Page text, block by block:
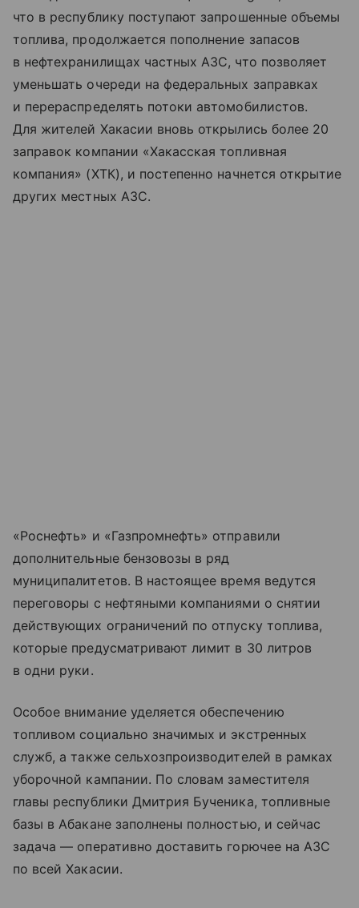
что в республику поступают запрошенные объемы
топлива, продолжается пополнение запасов
в нефтехранилищах частных АЗС, что позволяет
уменьшать очереди на федеральных заправках
и перераспределять потоки автомобилистов.
Для жителей Хакасии вновь открылись более 20
заправок компании «Хакасская топливная
компания» (ХТК), и постепенно начнется открытие
других местных АЗС.
«Роснефть» и «Газпромнефть» отправили
дополнительные бензовозы в ряд
муниципалитетов. В настоящее время ведутся
переговоры с нефтяными компаниями о снятии
действующих ограничений по отпуску топлива,
которые предусматривают лимит в 30 литров
в одни руки.
Особое внимание уделяется обеспечению
топливом социально значимых и экстренных
служб, а также сельхозпроизводителей в рамках
уборочной кампании. По словам заместителя
главы республики Дмитрия Бученика, топливные
базы в Абакане заполнены полностью, и сейчас
задача — оперативно доставить горючее на АЗС
по всей Хакасии.